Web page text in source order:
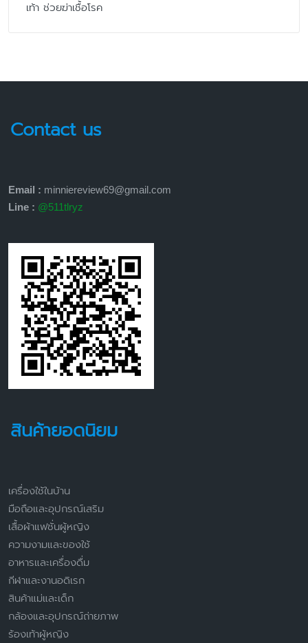
เท้า ช่วยฆ่าเชื้อโรค
Contact us
Email : minniereview69@gmail.com
Line : @511tlryz
สินค้ายอดนิยม
เครื่องใช้ในบ้าน
มือถือและอุปกรณ์เสริม
เสื้อผ้าแฟชั่นผู้หญิง
ความงามและของใช้
อาหารและเครื่องดื่ม
กีฬาและงานอดิเรก
สินค้าแม่และเด็ก
กล้องและอุปกรณ์ถ่ายภาพ
ร้องเท้าผู้หญิง